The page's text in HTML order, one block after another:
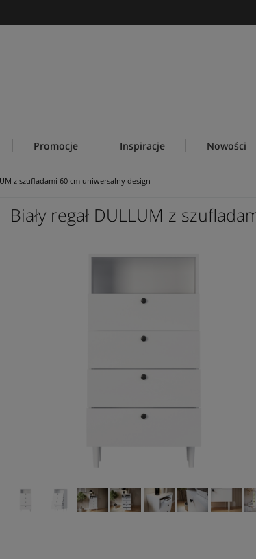
Promocje Inspiracje Nowości
z szufladami 60 cm uniwersalny design
Biały regał DULLUM z
Cena